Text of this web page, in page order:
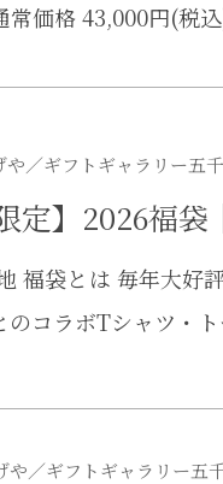
常価格 43,000円(税
や／ギフトギャラリー五
定】2026福
福袋とは 毎年大好
のコラボTシャツ・
や／ギフトギャラリー五